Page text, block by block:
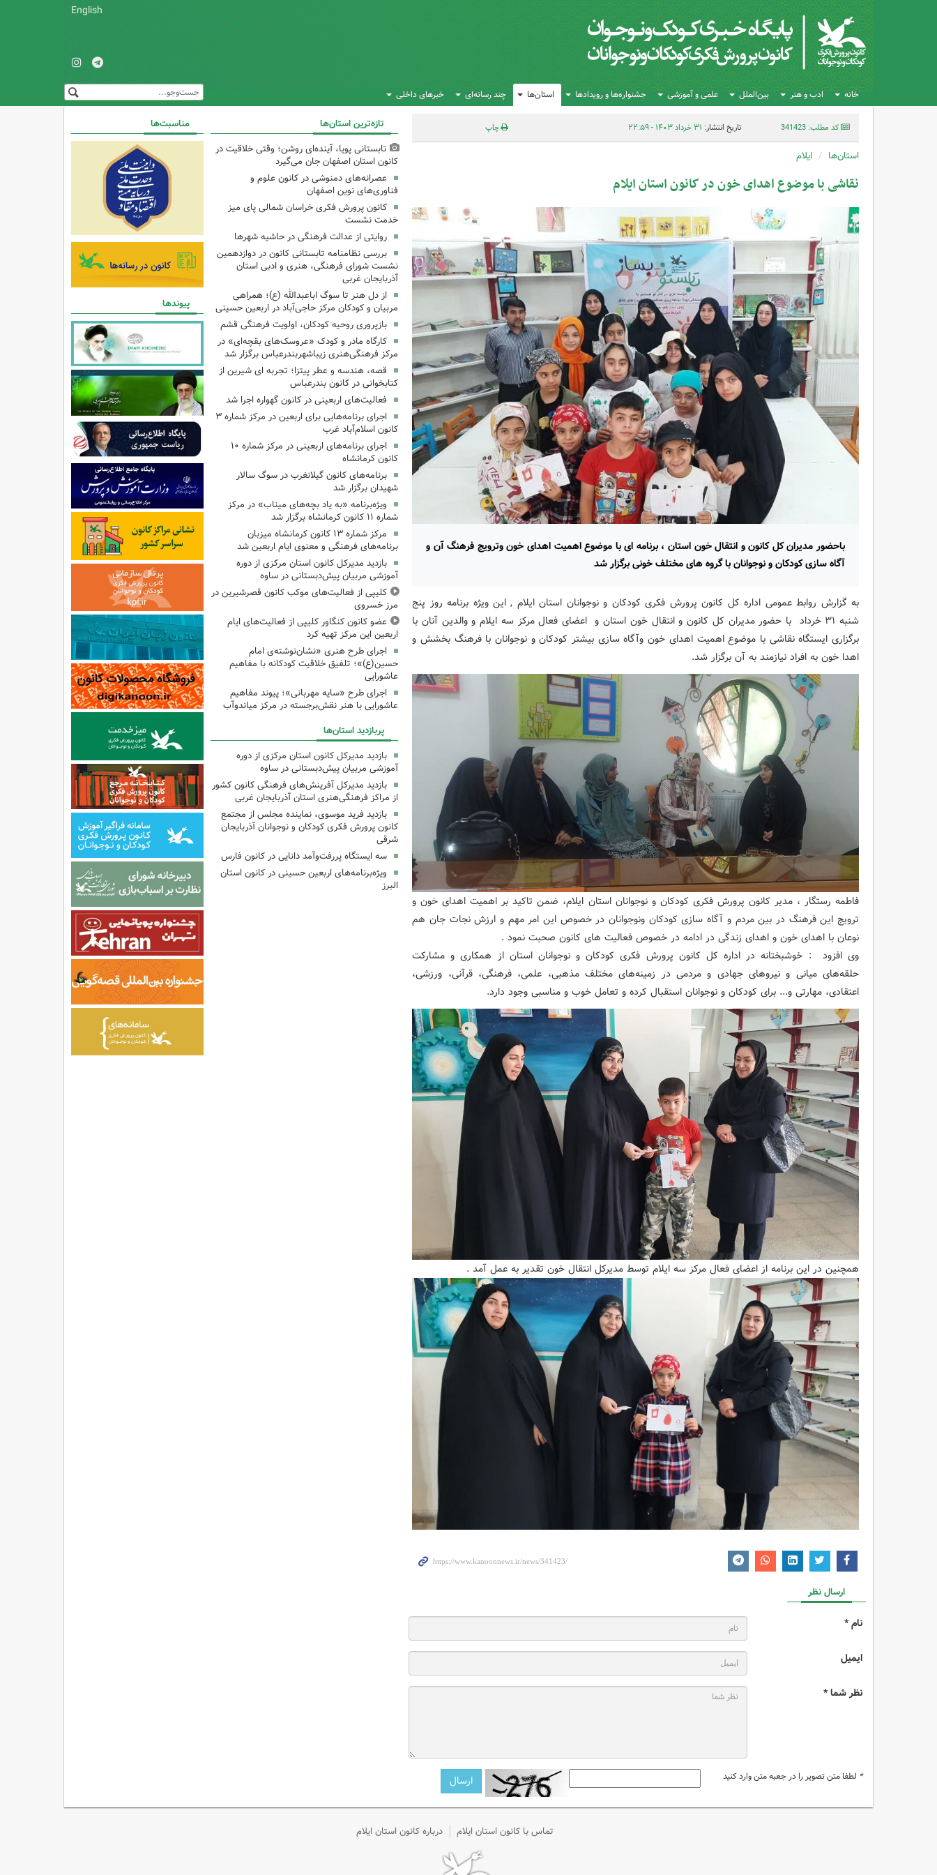
English
خانه ادب و هنر بین‌الملل علمی و آموزشی جشنواره‌ها و رویدادها استان‌ها چند رسانه‌ای خبرهای داخلی
کد مطلب: 341423 تاریخ انتشار: ۳۱ خرداد ۱۴۰۳ - ۲۲:۵۹ چاپ
استان‌ها ایلام
نقاشی با موضوع اهدای خون در کانون استان ایلام
باحضور مدیران کل کانون و انتقال خون استان ، برنامه ای با موضوع اهمیت اهدای خون وترویج فرهنگ آن و
آگاه سازی کودکان و نوجوانان با گروه های مختلف خونی برگزار شد
به گزارش روابط عمومی اداره کل کانون پرورش فکری کودکان و نوجوانان استان ایلام , این ویژه برنامه روز پنج
شنبه ۳۱ خرداد با حضور مدیران کل کانون و انتقال خون استان و اعضای فعال مرکز سه ایلام و والدین آنان با
برگزاری ایستگاه نقاشی با موضوع اهمیت اهدای خون وآگاه سازی بیشتر کودکان و نوجوانان با فرهنگ بخشش و
اهدا خون به افراد نیازمند به آن برگزار شد.
فاطمه رستگار ، مدیر کانون پرورش فکری کودکان و نوجوانان استان ایلام، ضمن تاکید بر اهمیت اهدای خون و
ترویج این فرهنگ در بین مردم و آگاه سازی کودکان ونوجوانان در خصوص این امر مهم و ارزش نجات جان هم
نوعان با اهدای خون و اهدای زندگی در ادامه در خصوص فعالیت های کانون صحبت نمود .
وی افزود : خوشبختانه در اداره کل کانون پرورش فکری کودکان و نوجوانان استان از همکاری و مشارکت
حلقه‌های میانی و نیروهای جهادی و مردمی در زمینه‌های مختلف مذهبی، علمی، فرهنگی، قرآنی، ورزشی،
اعتقادی، مهارتی و... برای کودکان و نوجوانان استقبال کرده و تعامل خوب و مناسبی وجود دارد.
همچنین در این برنامه از اعضای فعال مرکز سه ایلام توسط مدیرکل انتقال خون تقدیر به عمل آمد .
ارسال نظر
نام *
ایمیل
نظر شما *
* لطفا متن تصویر را در جعبه متن وارد کنید
تازه‌ترین استان‌ها
تابستانی پویا، آینده‌ای روشن؛ وقتی خلاقیت در
کانون استان اصفهان جان می‌گیرد
عصرانه‌های دمنوشی در کانون علوم و
فناوری‌های نوین اصفهان
کانون پرورش فکری خراسان شمالی پای میز
خدمت نشست
روایتی از عدالت فرهنگی در حاشیه شهرها
بررسی نظامنامه تابستانی کانون در دوازدهمین
نشست شورای فرهنگی، هنری و ادبی استان
آذربایجان غربی
از دل هنر تا سوگ اباعبدالله (ع)؛ همراهی
مربیان و کودکان مرکز حاجی‌آباد در اربعین حسینی
بازپروری روحیه کودکان، اولویت فرهنگی قشم
کارگاه مادر و کودک «عروسک‌های بقچه‌ای» در
مرکز فرهنگی‌هنری زیباشهربندرعباس برگزار شد
قصه، هندسه و عطر پیتزا؛ تجربه ای شیرین از
کتابخوانی در کانون بندرعباس
فعالیت‌های اربعینی در کانون گهواره اجرا شد
اجرای برنامه‌هایی برای اربعین در مرکز شماره ۳
کانون اسلام‌آباد غرب
اجرای برنامه‌های اربعینی در مرکز شماره ۱۰
کانون کرمانشاه
برنامه‌های کانون گیلانغرب در سوگ سالار
شهیدان برگزار شد
ویژه‌برنامه «به یاد بچه‌های میناب» در مرکز
شماره ۱۱ کانون کرمانشاه برگزار شد
مرکز شماره ۱۳ کانون کرمانشاه میزبان
برنامه‌های فرهنگی و معنوی ایام اربعین شد
بازدید مدیرکل کانون استان مرکزی از دوره
آموزشی مربیان پیش‌دبستانی در ساوه
کلیپی از فعالیت‌های موکب کانون قصرشیرین در
مرز خسروی
عضو کانون کنگاور کلیپی از فعالیت‌های ایام
اربعین این مرکز تهیه کرد
اجرای طرح هنری «نشان‌نوشته‌ی امام
حسین(ع)»؛ تلفیق خلاقیت کودکانه با مفاهیم
عاشورایی
اجرای طرح «سایه مهربانی»؛ پیوند مفاهیم
عاشورایی با هنر نقش‌برجسته در مرکز میاندوآب
پربازدید استان‌ها
بازدید مدیرکل کانون استان مرکزی از دوره
آموزشی مربیان پیش‌دبستانی در ساوه
بازدید مدیرکل آفرینش‌های فرهنگی کانون کشور
از مراکز فرهنگی‌هنری استان آذربایجان غربی
بازدید فرید موسوی، نماینده مجلس از مجتمع
کانون پرورش فکری کودکان و نوجوانان آذربایجان
شرقی
سه ایستگاه پررفت‌وآمد دانایی در کانون فارس
ویژه‌برنامه‌های اربعین حسینی در کانون استان
البرز
مناسبت‌ها
پیوندها
تماس با کانون استان ایلام درباره کانون استان ایلام